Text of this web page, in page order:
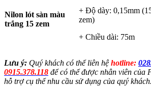
Nilon lót sàn màu
trắng 15 zem
+ Độ dày: 0,15mm
zem)
+ Chiều dài: 75m
Lưu ý: Quý khách có thể liên hệhotline:
0915.378.118 để có thể được nhân viên của
hỗ trợ cụ thể nhu cầu sử dụng của quý khách.